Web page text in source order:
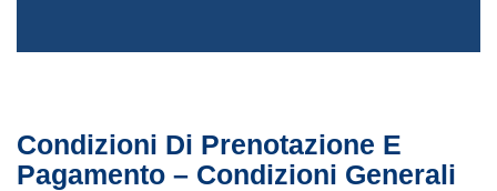
Condizioni Di Prenotazione E
Pagamento – Condizioni Generali